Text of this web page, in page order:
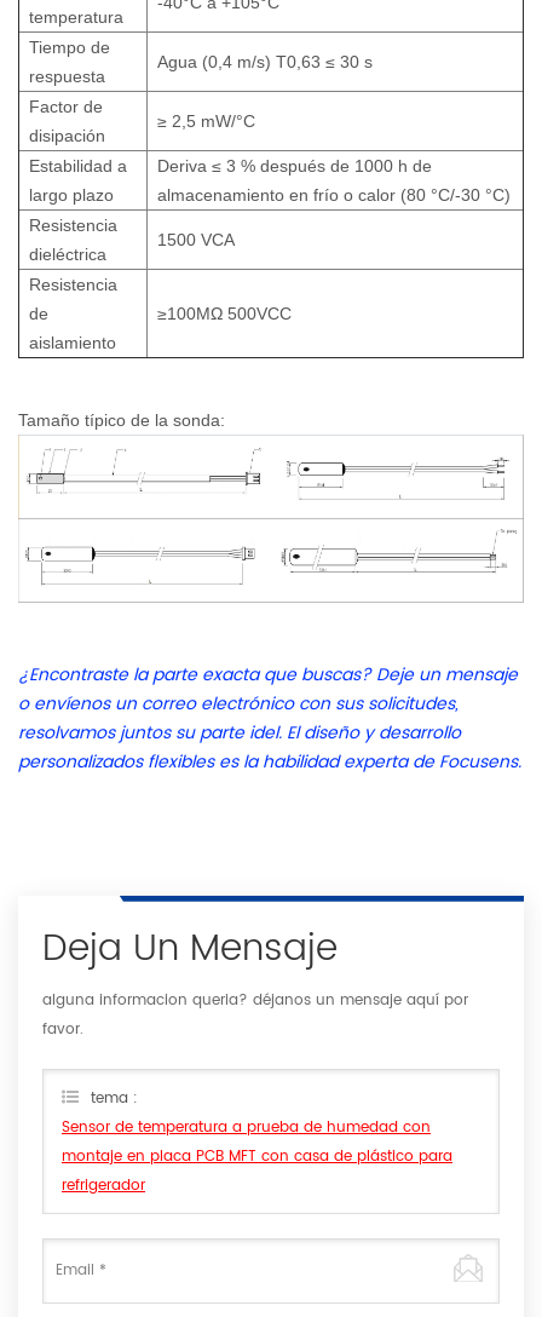
temperatura
Tiempo de
respuesta
Agua (0,4 m/s) T0,63 ≤ 30 s
Factor de
disipación
≥ 2,5 mW/°C
Estabilidad a
largo plazo
Deriva ≤ 3 % después de 1000 h de
almacenamiento en frío o calor (80 °C/-30 °C)
Resistencia
dieléctrica
1500 VCA
Resistencia
de
aislamiento
≥100MΩ 500VCC
Tamaño típico de la sonda:
¿Encontraste la parte exacta que buscas? Deje un mensaje
o envíenos un correo electrónico con sus solicitudes,
resolvamos juntos su parte idel. El diseño y desarrollo
personalizados flexibles es la habilidad experta de Focusens.
Deja Un Mensaje
alguna informacion queria? déjanos un mensaje aquí por
favor.
tema :
Sensor de temperatura a prueba de humedad con
montaje en placa PCB MFT con casa de plástico para
refrigerador